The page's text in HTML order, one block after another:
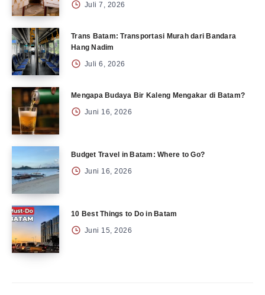
Juli 7, 2026
Trans Batam: Transportasi Murah dari Bandara
Hang Nadim
Juli 6, 2026
Mengapa Budaya Bir Kaleng Mengakar di Batam?
Juni 16, 2026
Budget Travel in Batam: Where to Go?
Juni 16, 2026
10 Best Things to Do in Batam
Juni 15, 2026